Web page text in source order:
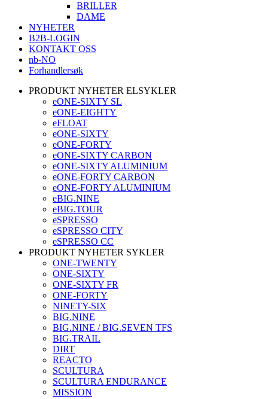
BRILLER
DAME
NYHETER
B2B-LOGIN
KONTAKT OSS
nb-NO
Forhandlersøk
PRODUKT NYHETER ELSYKLER
eONE-SIXTY SL
eONE-EIGHTY
eFLOAT
eONE-SIXTY
eONE-FORTY
eONE-SIXTY CARBON
eONE-SIXTY ALUMINIUM
eONE-FORTY CARBON
eONE-FORTY ALUMINIUM
eBIG.NINE
eBIG.TOUR
eSPRESSO
eSPRESSO CITY
eSPRESSO CC
PRODUKT NYHETER SYKLER
ONE-TWENTY
ONE-SIXTY
ONE-SIXTY FR
ONE-FORTY
NINETY-SIX
BIG.NINE
BIG.NINE / BIG.SEVEN TFS
BIG.TRAIL
DIRT
REACTO
SCULTURA
SCULTURA ENDURANCE
MISSION